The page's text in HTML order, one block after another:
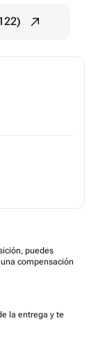
puedes
compensación
la entrega y te